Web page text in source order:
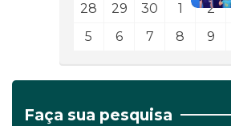
28
29 30 1 2
5
6 7 8 9
Faça sua pesquisa